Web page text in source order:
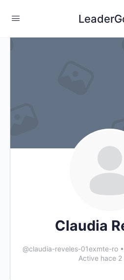
Claudia
@claudia-reveles-01exmte-ro •
Active hace 2